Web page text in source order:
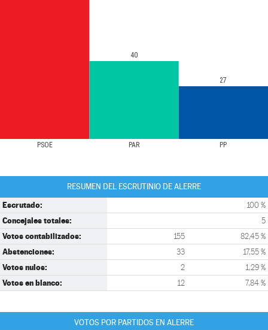
PSOE PAR PP
40
27
RESUMEN DEL ESCRUTINIO DE ALERRE
Escrutado: 100 %
Concejales totales: 5
Votos contabilizados: 155 82,45 %
Abstenciones: 33 17,55 %
Votos nulos: 2 1,29 %
Votos en blanco: 12 7,84 %
VOTOS POR PARTIDOS EN ALERRE